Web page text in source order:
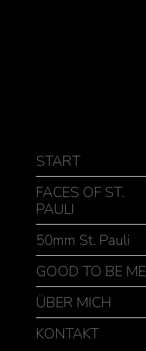
START
FACES OF ST.
PAULI
50mm St. Pauli
GOOD TO BE ME
ÜBER MICH
KONTAKT